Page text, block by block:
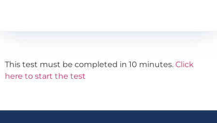
This test must be completed in 10 minutes. Click
here to start the test